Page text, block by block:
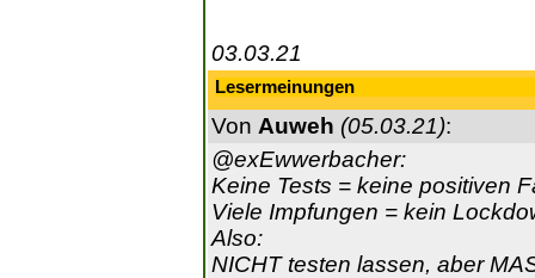
03.03.21
Lesermeinungen
Von Auweh (05.03.21):
@exEwwerbacher:
Keine Tests = keine positiven
Viele Impfungen = kein
Also:
NICHT testen lassen, aber